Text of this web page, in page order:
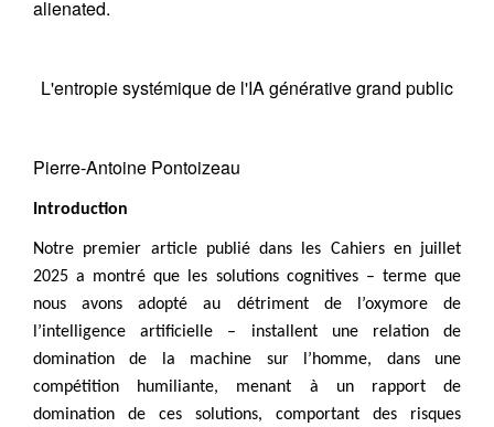
alienated.
L'entropie systémique de l'IA générative grand public
Pierre-Antoine Pontoizeau
Introduction
Notre premier article publié dans les Cahiers en juillet
2025 a montré que les solutions cognitives – terme que
nous avons adopté au détriment de l’oxymore de
l’intelligence artificielle – installent une relation de
domination de la machine sur l’homme, dans une
compétition humiliante, menant à un rapport de
domination de ces solutions, comportant des risques